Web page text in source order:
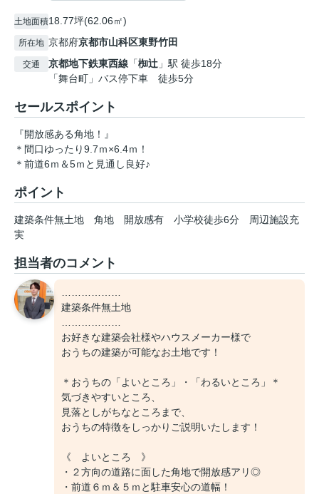
土地面積18.77坪(62.06㎡)
所在地 京都府京都市山科区東野竹田
交通 京都地下鉄東西線 「椥辻 」駅 徒歩18分
「舞台町」バス停下車 徒歩5分
セールスポイント
『開放感ある角地！』
＊間口ゆったり9.7ｍ×6.4ｍ！
＊前道6ｍ＆5ｍと見通し良好♪
ポイント
建築条件無土地 角地 開放感有 小学校徒歩6分
周辺施設充
実
担当者のコメント
建築条件無土地
お好きな建築会社様やハウスメーカー様で
おうちの建築が可能なお土地です！
＊おうちの「よいところ」・「わるいところ」＊
気づきやすいところ、
見落としがちなところまで、
おうちの特徴をしっかりご説明いたします！
《 よいところ 》
・２方向の道路に面した角地で開放感アリ◎
・前道６ｍ＆５ｍと駐車安心の道幅！